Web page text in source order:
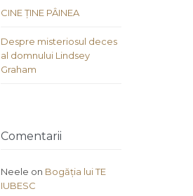
CINE ȚINE PÂINEA
Despre misteriosul deces
al domnului Lindsey
Graham
Comentarii
Neele on Bogăția lui TE
IUBESC